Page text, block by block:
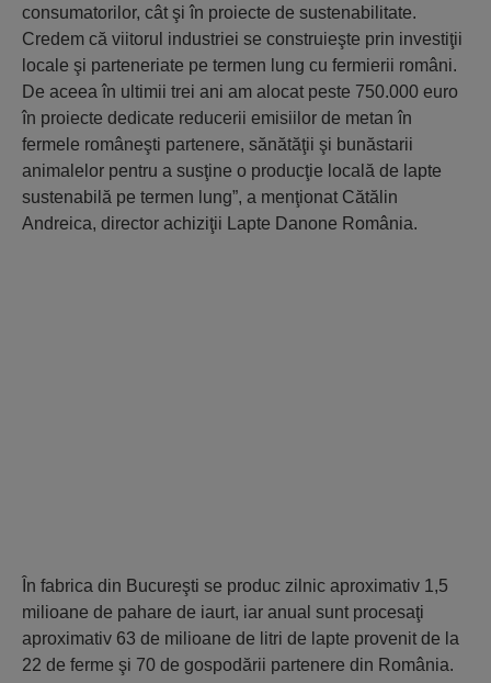
consumatorilor, cât şi în proiecte de sustenabilitate.
Credem că viitorul industriei se construieşte prin investiţii
locale şi parteneriate pe termen lung cu fermierii români.
De aceea în ultimii trei ani am alocat peste 750.000 euro
în proiecte dedicate reducerii emisiilor de metan în
fermele româneşti partenere, sănătăţii şi bunăstarii
animalelor pentru a susţine o producţie locală de lapte
sustenabilă pe termen lung”, a menţionat Cătălin
Andreica, director achiziţii Lapte Danone România.
În fabrica din Bucureşti se produc zilnic aproximativ 1,5
milioane de pahare de iaurt, iar anual sunt procesaţi
aproximativ 63 de milioane de litri de lapte provenit de la
22 de ferme şi 70 de gospodării partenere din România.